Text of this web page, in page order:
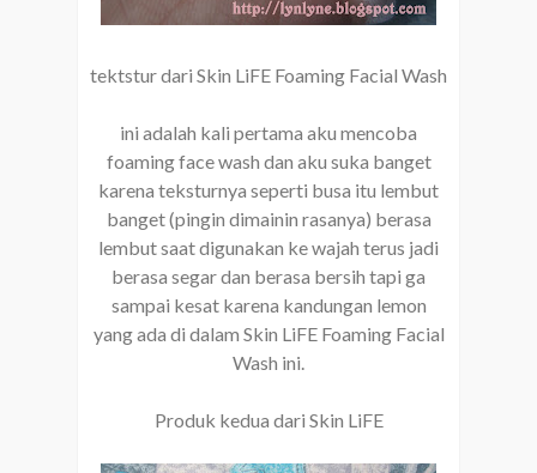
tektstur dari Skin LiFE Foaming Facial Wash
ini adalah kali pertama aku mencoba
foaming face wash dan aku suka banget
karena teksturnya seperti busa itu lembut
banget (pingin dimainin rasanya) berasa
lembut saat digunakan ke wajah terus jadi
berasa segar dan berasa bersih tapi ga
sampai kesat karena kandungan lemon
yang ada di dalam Skin LiFE Foaming Facial
Wash ini.
Produk kedua dari Skin LiFE